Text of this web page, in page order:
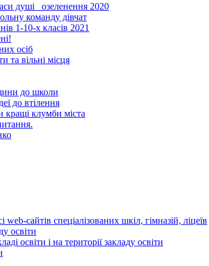
душі _озеленення 2020
команду дівчат
1-10-х класів 2021
осіб
та вільні місця
до школи
до втілення
кращі клумби міста
сайтів спеціалізованих шкіл, гімназій, ліцеїв
освіти
освіти і на території закладу освіти